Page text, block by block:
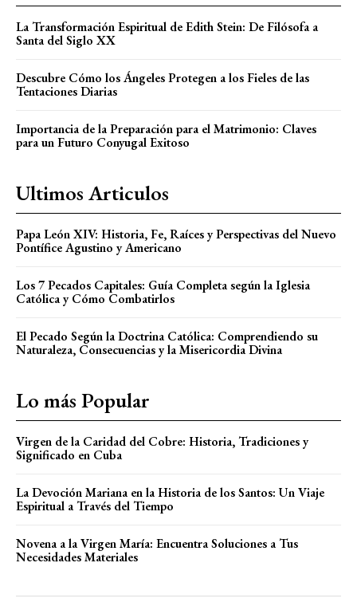
La Transformación Espiritual de Edith Stein: De Filósofa a
Santa del Siglo XX
Descubre Cómo los Ángeles Protegen a los Fieles de las
Tentaciones Diarias
Importancia de la Preparación para el Matrimonio: Claves
para un Futuro Conyugal Exitoso
Ultimos Articulos
Papa León XIV: Historia, Fe, Raíces y Perspectivas del Nuevo
Pontífice Agustino y Americano
Los 7 Pecados Capitales: Guía Completa según la Iglesia
Católica y Cómo Combatirlos
El Pecado Según la Doctrina Católica: Comprendiendo su
Naturaleza, Consecuencias y la Misericordia Divina
Lo más Popular
Virgen de la Caridad del Cobre: Historia, Tradiciones y
Significado en Cuba
La Devoción Mariana en la Historia de los Santos: Un Viaje
Espiritual a Través del Tiempo
Novena a la Virgen María: Encuentra Soluciones a Tus
Necesidades Materiales